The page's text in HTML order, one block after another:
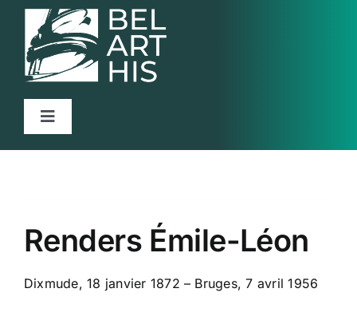
Skip
content
Toggle
Accueil
Articles
Renders Émile-Léon
Dixmude, 18 janvier 1872 – Bruges, 7 avril 1956